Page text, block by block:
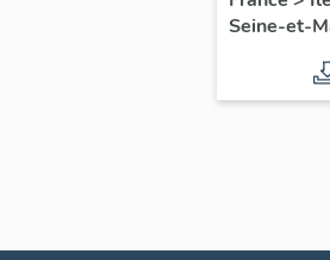
Seine-et-